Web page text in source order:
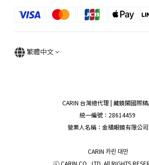
繁體中文
CARIN 台灣總代理 | 藏鏡閣國際
統一編號：28614459
營業人名稱：金橘眼鏡有限公司
CARIN 카린 대만